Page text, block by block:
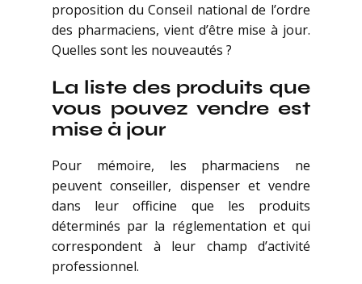
proposition du Conseil national de l’ordre
des pharmaciens, vient d’être mise à jour.
Quelles sont les nouveautés ?
La liste des produits que
vous pouvez vendre est
mise à jour
Pour mémoire, les pharmaciens ne
peuvent conseiller, dispenser et vendre
dans leur officine que les produits
déterminés par la réglementation et qui
correspondent à leur champ d’activité
professionnel.